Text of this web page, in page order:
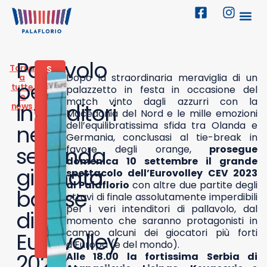
Torna
a
tutte
le
news
Pallavolo
per
intenditori
nella
seconda
giornata
barese
di
Eurovolley
S
P
O
R
S
E
T
T
M
R
2
0
2
3
Dopo la straordinaria meraviglia di un
palazzetto in festa in occasione del
match vinto dagli azzurri con la
Macedonia del Nord e le mille emozioni
dell’equilibratissima sfida tra Olanda e
Germania, conclusasi al tie-break in
favore degli orange, prosegue
domenica 10 settembre il grande
spettacolo dell’Eurovolley CEV 2023
al Palaflorio con altre due partite degli
ottavi di finale assolutamente imperdibili
per i veri intenditori di pallavolo, dal
momento che saranno protagonisti in
campo alcuni dei giocatori più forti
d’Europa (e del mondo).
Alle 18.00 la fortissima Serbia di